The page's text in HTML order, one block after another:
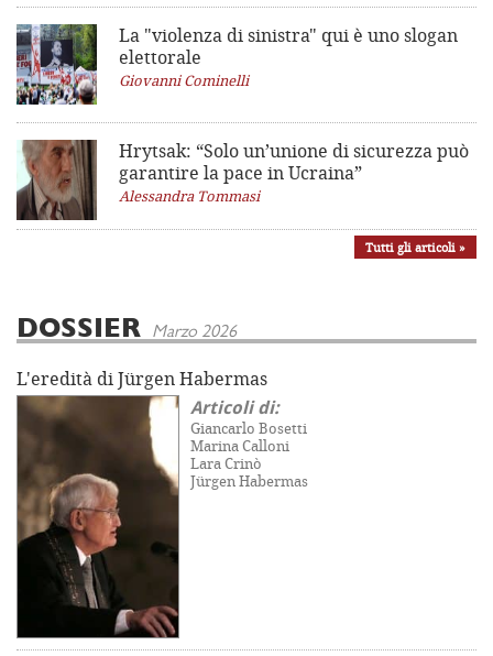
La "violenza di sinistra" qui è uno slogan
elettorale
Giovanni Cominelli
Hrytsak: “Solo un’unione di sicurezza può
garantire la pace in Ucraina”
Alessandra Tommasi
Tutti gli articoli »
DOSSIER Marzo 2026
L'eredità di Jürgen Habermas
Articoli di:
Giancarlo Bosetti
Marina Calloni
Lara Crinò
Jürgen Habermas